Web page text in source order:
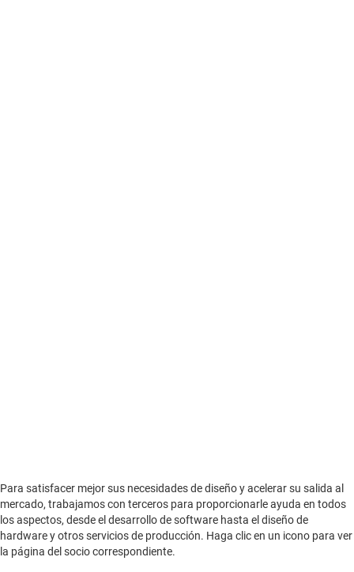
Para satisfacer mejor sus necesidades de diseño y acelerar su salida al
mercado, trabajamos con terceros para proporcionarle ayuda en todos
los aspectos, desde el desarrollo de software hasta el diseño de
hardware y otros servicios de producción. Haga clic en un icono para ver
la página del socio correspondiente.